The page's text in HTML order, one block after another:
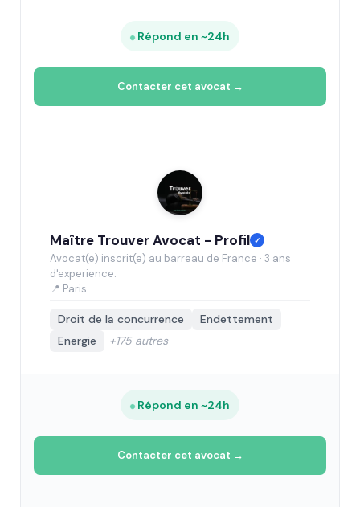
Répond en ~24h
Contacter cet avocat →
Maître Trouver Avocat - Profil ✓
Avocat(e) inscrit(e) au barreau de France · 3 ans
d'experience.
📍 Paris
Droit de la concurrence
Endettement
Energie
+175 autres
Répond en ~24h
Contacter cet avocat →